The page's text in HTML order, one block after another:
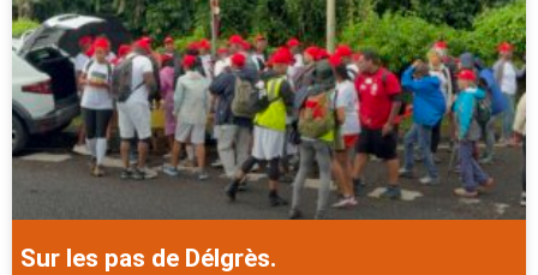
Sur les pas de Délgrès.